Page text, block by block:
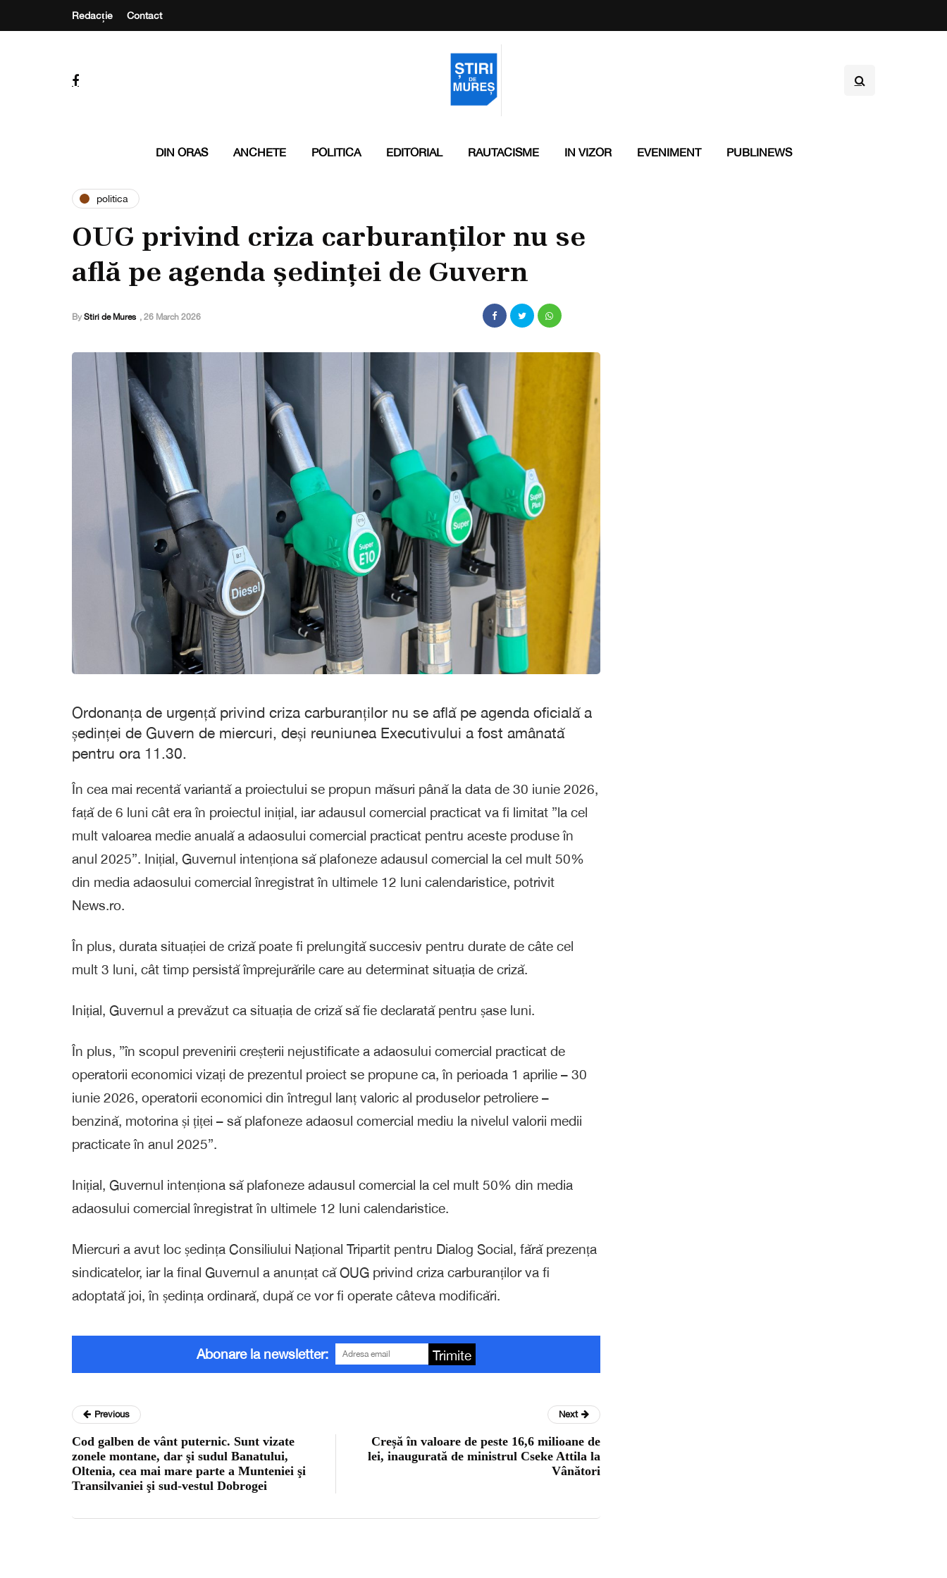
Redacție Contact
DIN ORAS ANCHETE POLITICA EDITORIAL RAUTACISME IN VIZOR EVENIMENT PUBLINEWS
politica
OUG privind criza carburanților nu se
află pe agenda ședinței de Guvern
By Stiri de Mures , 26 March 2026
Ordonanța de urgență privind criza carburanților nu se află pe agenda oficială a
ședinței de Guvern de miercuri, deși reuniunea Executivului a fost amânată
pentru ora 11.30.
În cea mai recentă variantă a proiectului se propun măsuri până la data de 30 iunie 2026,
față de 6 luni cât era în proiectul inițial, iar adausul comercial practicat va fi limitat ”la cel
mult valoarea medie anuală a adaosului comercial practicat pentru aceste produse în
anul 2025”. Inițial, Guvernul intenționa să plafoneze adausul comercial la cel mult 50%
din media adaosului comercial înregistrat în ultimele 12 luni calendaristice, potrivit
News.ro.
În plus, durata situației de criză poate fi prelungită succesiv pentru durate de câte cel
mult 3 luni, cât timp persistă împrejurările care au determinat situația de criză.
Inițial, Guvernul a prevăzut ca situația de criză să fie declarată pentru șase luni.
În plus, ”în scopul prevenirii creșterii nejustificate a adaosului comercial practicat de
operatorii economici vizați de prezentul proiect se propune ca, în perioada 1 aprilie – 30
iunie 2026, operatorii economici din întregul lanț valoric al produselor petroliere –
benzină, motorina și țiței – să plafoneze adaosul comercial mediu la nivelul valorii medii
practicate în anul 2025”.
Inițial, Guvernul intenționa să plafoneze adausul comercial la cel mult 50% din media
adaosului comercial înregistrat în ultimele 12 luni calendaristice.
Miercuri a avut loc ședința Consiliului Național Tripartit pentru Dialog Social, fără prezența
sindicatelor, iar la final Guvernul a anunțat că OUG privind criza carburanților va fi
adoptată joi, în ședința ordinară, după ce vor fi operate câteva modificări.
Abonare la newsletter: Trimite
Previous
Cod galben de vânt puternic. Sunt vizate
zonele montane, dar şi sudul Banatului,
Oltenia, cea mai mare parte a Munteniei şi
Transilvaniei şi sud-vestul Dobrogei
Next
Creșă în valoare de peste 16,6 milioane de
lei, inaugurată de ministrul Cseke Attila la
Vânători